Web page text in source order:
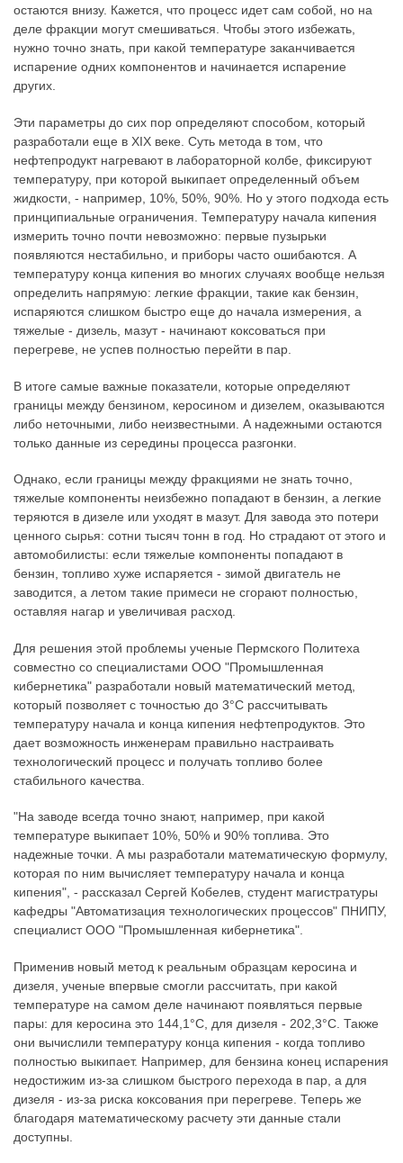
остаются внизу. Кажется, что процесс идет сам собой, но на
деле фракции могут смешиваться. Чтобы этого избежать,
нужно точно знать, при какой температуре заканчивается
испарение одних компонентов и начинается испарение
других.
Эти параметры до сих пор определяют способом, который
разработали еще в XIX веке. Суть метода в том, что
нефтепродукт нагревают в лабораторной колбе, фиксируют
температуру, при которой выкипает определенный объем
жидкости, - например, 10%, 50%, 90%. Но у этого подхода есть
принципиальные ограничения. Температуру начала кипения
измерить точно почти невозможно: первые пузырьки
появляются нестабильно, и приборы часто ошибаются. А
температуру конца кипения во многих случаях вообще нельзя
определить напрямую: легкие фракции, такие как бензин,
испаряются слишком быстро еще до начала измерения, а
тяжелые - дизель, мазут - начинают коксоваться при
перегреве, не успев полностью перейти в пар.
В итоге самые важные показатели, которые определяют
границы между бензином, керосином и дизелем, оказываются
либо неточными, либо неизвестными. А надежными остаются
только данные из середины процесса разгонки.
Однако, если границы между фракциями не знать точно,
тяжелые компоненты неизбежно попадают в бензин, а легкие
теряются в дизеле или уходят в мазут. Для завода это потери
ценного сырья: сотни тысяч тонн в год. Но страдают от этого и
автомобилисты: если тяжелые компоненты попадают в
бензин, топливо хуже испаряется - зимой двигатель не
заводится, а летом такие примеси не сгорают полностью,
оставляя нагар и увеличивая расход.
Для решения этой проблемы ученые Пермского Политеха
совместно со специалистами ООО "Промышленная
кибернетика" разработали новый математический метод,
который позволяет с точностью до 3°C рассчитывать
температуру начала и конца кипения нефтепродуктов. Это
дает возможность инженерам правильно настраивать
технологический процесс и получать топливо более
стабильного качества.
"На заводе всегда точно знают, например, при какой
температуре выкипает 10%, 50% и 90% топлива. Это
надежные точки. А мы разработали математическую формулу,
которая по ним вычисляет температуру начала и конца
кипения", - рассказал Сергей Кобелев, студент магистратуры
кафедры "Автоматизация технологических процессов" ПНИПУ,
специалист ООО "Промышленная кибернетика".
Применив новый метод к реальным образцам керосина и
дизеля, ученые впервые смогли рассчитать, при какой
температуре на самом деле начинают появляться первые
пары: для керосина это 144,1°C, для дизеля - 202,3°C. Также
они вычислили температуру конца кипения - когда топливо
полностью выкипает. Например, для бензина конец испарения
недостижим из-за слишком быстрого перехода в пар, а для
дизеля - из-за риска коксования при перегреве. Теперь же
благодаря математическому расчету эти данные стали
доступны.